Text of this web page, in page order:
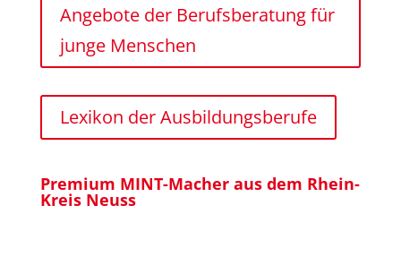
Angebote der Berufsberatung für
junge Menschen
Lexikon der Ausbildungsberufe
Premium MINT-Macher aus dem Rhein-
Kreis Neuss